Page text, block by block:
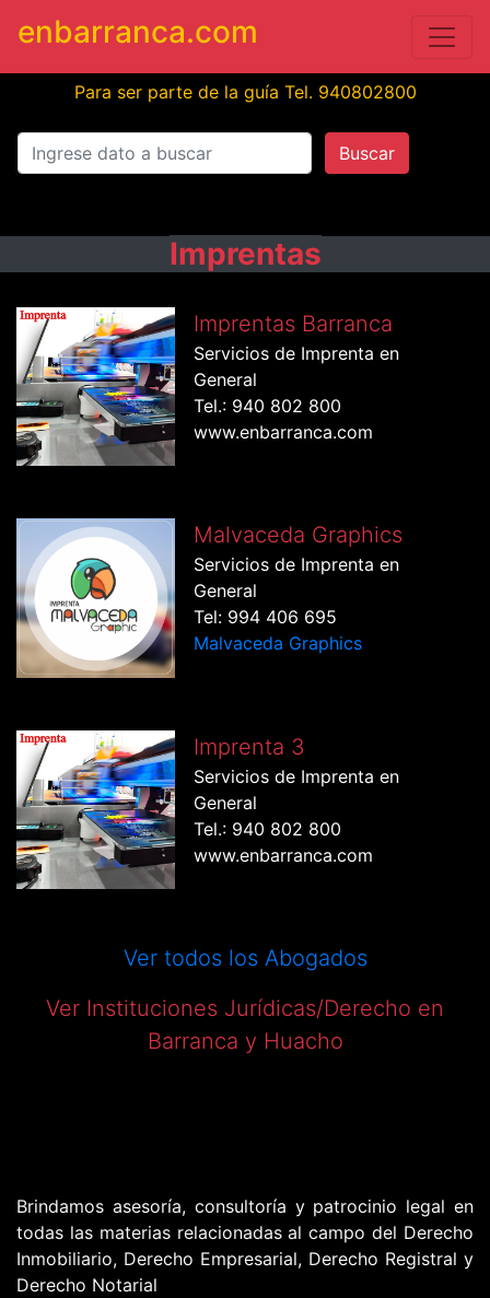
enbarranca.com
Para ser parte de la guía Tel. 940802800
Buscar
Imprentas
Imprentas Barranca
Servicios de Imprenta en
General
Tel.: 940 802 800
www.enbarranca.com
Malvaceda Graphics
Servicios de Imprenta en
General
Tel: 994 406 695
Malvaceda Graphics
Imprenta 3
Servicios de Imprenta en
General
Tel.: 940 802 800
www.enbarranca.com
Ver todos los Abogados
Ver Instituciones Jurídicas/Derecho en
Barranca y Huacho
Brindamos asesoría, consultoría y patrocinio legal en
todas las materias relacionadas al campo del Derecho
Inmobiliario, Derecho Empresarial, Derecho Registral y
Derecho Notarial